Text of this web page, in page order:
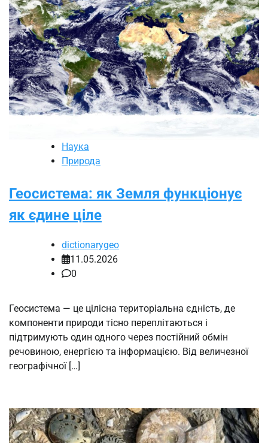
Наука
Природа
Геосистема: як Земля функціонує
як єдине ціле
dictionarygeo
11.05.2026
0
Геосистема — це цілісна територіальна єдність, де
компоненти природи тісно переплітаються і
підтримують один одного через постійний обмін
речовиною, енергією та інформацією. Від величезної
географічної […]